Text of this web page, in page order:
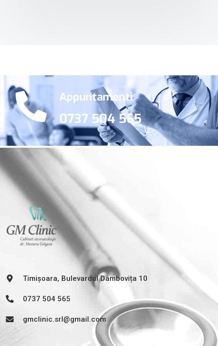
Appuntamenti
0737 504 565
Timișoara, Bulevardul Dâmbovița 10
0737 504 565
gmclinic.srl@gmail.com